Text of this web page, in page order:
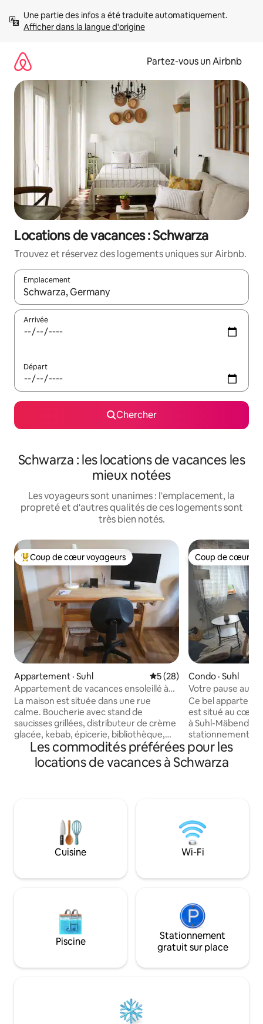
directement
Afficher dans la langue d'origine
Partez-vous un Airbnb
Locations de vacances : Schwarza
Trouvez et réservez des logements uniques sur Airbnb.
Emplacement
Quand les résultats sont affichés, parcourez-les en utilisant
Arrivée
Départ
Chercher
Schwarza : les locations de vacances les
mieux notées
Les voyageurs sont unanimes : l'emplacement, la
propreté et d'autres qualités de ces logements sont
très bien notés.
Coup de cœur voyageurs parmi les plus aimés
Coup de cœur voyageurs
Appartement · Suhl Note moyenne de 5 sur 5,
5 (28)
Appartement de vacances ensoleillé à
Suhl sur la piste cyclable
La maison est située dans une rue
calme. Boucherie avec stand de
saucisses grillées, distributeur de crème
glacée, kebab, épicerie, bibliothèque,
distributeur automatique de billets,
restaurant et église sont juste au coin de
la rue. La piste cyclable de la vallée de la
de la vallée de la Werra. Vous pouvez
emprunter des vélos gratuitement chez
nous. La piscine extérieure est à env.
300 mètres. Les domaines de
forêt de Thuringe sont rapidement
Coup de cœur
Coup de cœur
Condo · Suhl
Votre pause au
Idyllique et calme.
Ce bel
est situé au cœur
à Suhl-
stationnement
jardin de ferme à
cyclable de la
directement
accessibles en
ainsi qu'en
Meiningen,
méritent
Les commodités préférées pour les
locations de vacances à Schwarza
Cuisine Wi-Fi
Piscine
Stationnement
gratuit sur place